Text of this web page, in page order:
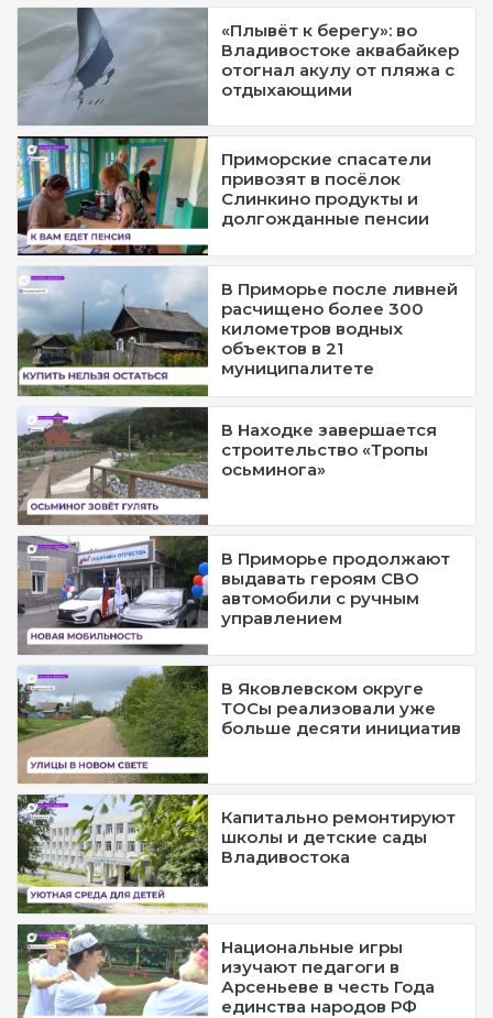
«Плывёт к берегу»: во
Владивостоке аквабайкер
отогнал акулу от пляжа с
отдыхающими
Приморские спасатели
привозят в посёлок
Слинкино продукты и
долгожданные пенсии
В Приморье после ливней
расчищено более 300
километров водных
объектов в 21
муниципалитете
В Находке завершается
строительство «Тропы
осьминога»
В Приморье продолжают
выдавать героям СВО
автомобили с ручным
управлением
В Яковлевском округе
ТОСы реализовали уже
больше десяти инициатив
Капитально ремонтируют
школы и детские сады
Владивостока
Национальные игры
изучают педагоги в
Арсеньеве в честь Года
единства народов РФ